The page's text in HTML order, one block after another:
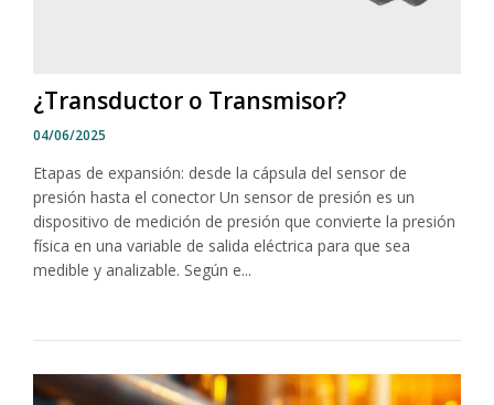
¿Transductor o Transmisor?
04/06/2025
Etapas de expansión: desde la cápsula del sensor de
presión hasta el conector Un sensor de presión es un
dispositivo de medición de presión que convierte la presión
física en una variable de salida eléctrica para que sea
medible y analizable. Según e...